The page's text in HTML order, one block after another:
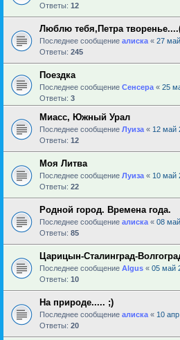
Ответы: 12
Люблю тебя,Петра
Последнее сообщение алиска « 27
Ответы: 245
Поездка
Последнее сообщение Сенсера « 25
Ответы: 3
Миасс, Южный Урал
Последнее сообщение Луиза « 12 май
Ответы: 12
Моя Литва
Последнее сообщение Луиза « 10 май
Ответы: 22
Родной город. Времена года.
Последнее сообщение алиска « 08
Ответы: 85
Царицын-Сталинград-
Последнее сообщение Algus « 05 май
Ответы: 10
На природе..... ;)
Последнее сообщение алиска « 10
Ответы: 20